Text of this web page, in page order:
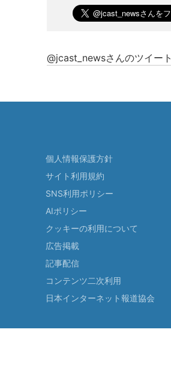
@jcast_newsさんのツイート
個人情報保護方針
サイト利用規約
SNS利用ポリシー
AIポリシー
クッキーの利用について
広告掲載
記事配信
コンテンツ二次利用
日本インターネット報道協会